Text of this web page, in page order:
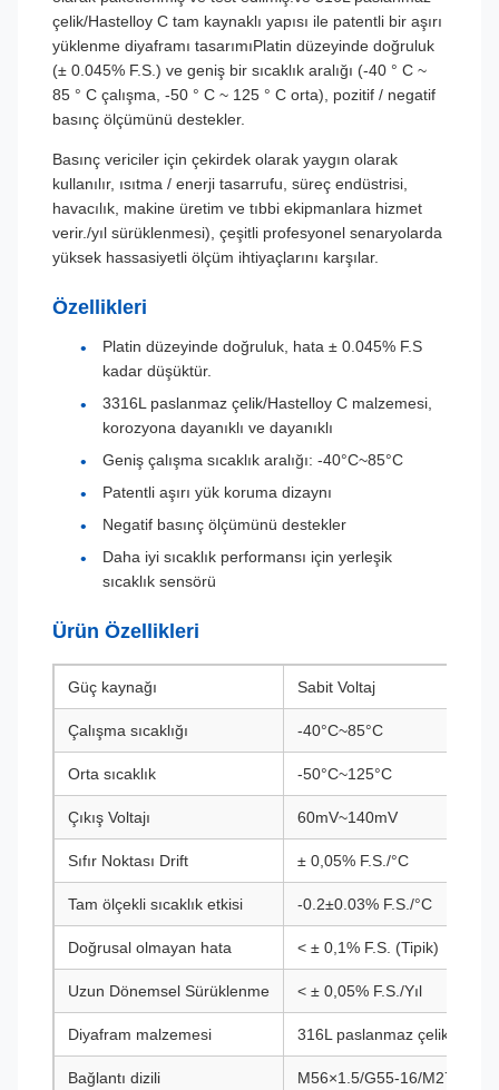
çelik/Hastelloy C tam kaynaklı yapısı ile patentli bir aşırı
yüklenme diyaframı tasarımıPlatin düzeyinde doğruluk
(± 0.045% F.S.) ve geniş bir sıcaklık aralığı (-40 ° C ~
85 ° C çalışma, -50 ° C ~ 125 ° C orta), pozitif / negatif
basınç ölçümünü destekler.
Basınç vericiler için çekirdek olarak yaygın olarak
kullanılır, ısıtma / enerji tasarrufu, süreç endüstrisi,
havacılık, makine üretim ve tıbbi ekipmanlara hizmet
verir./yıl sürüklenmesi), çeşitli profesyonel senaryolarda
yüksek hassasiyetli ölçüm ihtiyaçlarını karşılar.
Özellikleri
Platin düzeyinde doğruluk, hata ± 0.045% F.S
kadar düşüktür.
3316L paslanmaz çelik/Hastelloy C malzemesi,
korozyona dayanıklı ve dayanıklı
Geniş çalışma sıcaklık aralığı: -40°C~85°C
Patentli aşırı yük koruma dizaynı
Negatif basınç ölçümünü destekler
Daha iyi sıcaklık performansı için yerleşik
sıcaklık sensörü
Ürün Özellikleri
Güç kaynağı Sabit Voltaj
Çalışma sıcaklığı -40°C~85°C
Orta sıcaklık -50°C~125°C
Çıkış Voltajı 60mV~140mV
Sıfır Noktası Drift ± 0,05% F.S./°C
Tam ölçekli sıcaklık etkisi -0.2±0.03% F.S./°C
Doğrusal olmayan hata < ± 0,1% F.S. (Tipik)
Uzun Dönemsel Sürüklenme < ± 0,05% F.S./Yıl
Diyafram malzemesi 316L paslanmaz çelik/
Bağlantı dizili M56×1.5/G55-16/M27×2